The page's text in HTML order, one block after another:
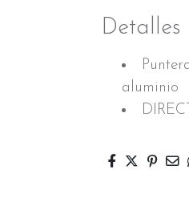
Detalles
aluminio